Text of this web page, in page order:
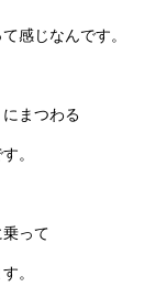
感じなんです。
まつわる
。
って
。